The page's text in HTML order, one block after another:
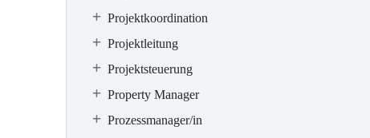
Projektkoordination
Projektleitung
Projektsteuerung
Property Manager
Prozessmanager/in